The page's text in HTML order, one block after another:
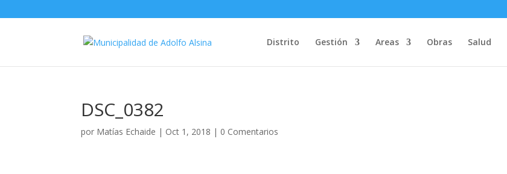
Distrito Gestión Areas Obras Salud
DSC_0382
por Matías Echaide | Oct 1, 2018 | 0 Comentarios